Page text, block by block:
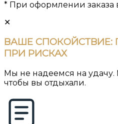
* При оформлении заказа
✕
ВАШЕ СПОКОЙСТВИЕ:
ПРИ РИСКАХ
Мы не надеемся на
чтобы вы отдыхали.